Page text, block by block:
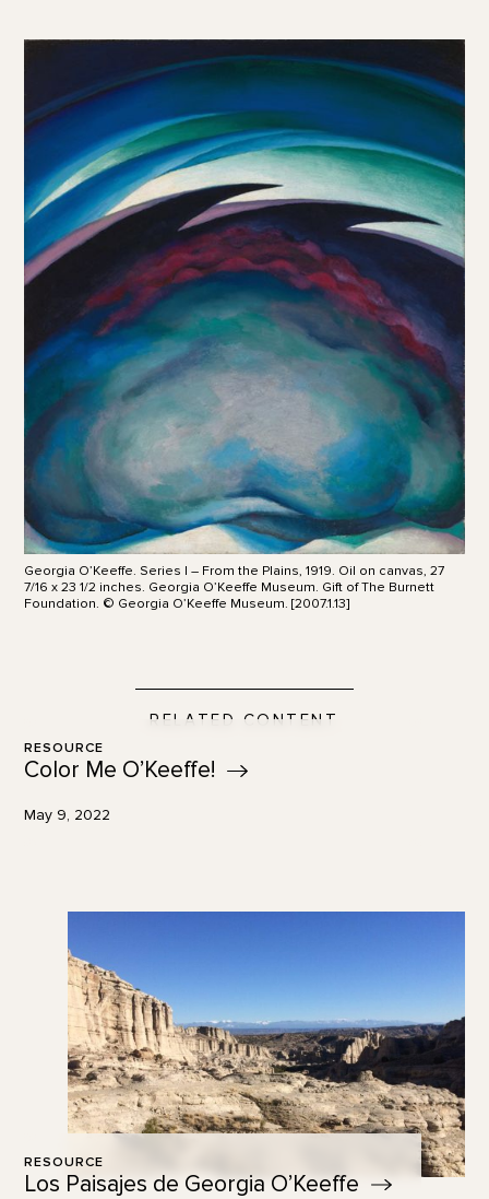
Georgia O’Keeffe. Series I – From the Plains, 1919. Oil on canvas, 27
7/16 x 23 1/2 inches. Georgia O’Keeffe Museum. Gift of The Burnett
Foundation. © Georgia O’Keeffe Museum. [2007.1.13]
RELATED CONTENT
RESOURCE
Color Me O’Keeffe!
May 9, 2022
RESOURCE
Los Paisajes de Georgia O’Keeffe